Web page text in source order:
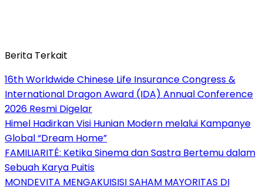
Berita Terkait
16th Worldwide Chinese Life Insurance Congress &
International Dragon Award (IDA) Annual Conference
2026 Resmi Digelar
Himel Hadirkan Visi Hunian Modern melalui Kampanye
Global “Dream Home”
FAMILIARITÉ: Ketika Sinema dan Sastra Bertemu dalam
Sebuah Karya Puitis
MONDEVITA MENGAKUISISI SAHAM MAYORITAS DI